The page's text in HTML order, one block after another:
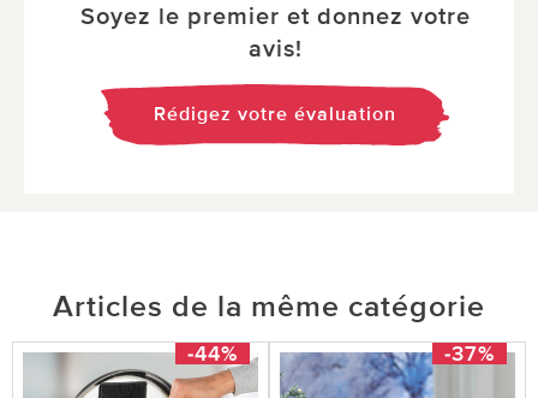
Soyez le premier et donnez votre
avis!
Rédigez votre évaluation
Articles de la même catégorie
-44% -37%